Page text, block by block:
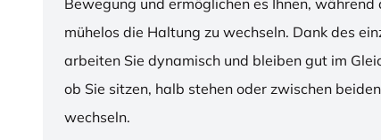
Bewegung und ermöglichen es Ihnen,
mühelos die Haltung zu wechseln. Dank des
arbeiten Sie dynamisch und bleiben gut im
ob Sie sitzen, halb stehen oder zwischen
wechseln.